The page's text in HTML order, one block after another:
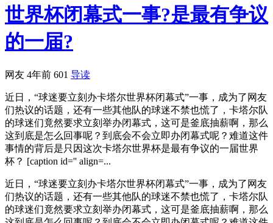
世界杯闭幕式一事?是最有争议
的一届?
网友 4年前 601 导读
近日，“球迷要立刻办卡塔尔世界杯闭幕式”一事，成为了网友
们热议的话题，还有一些其他队的球迷不禁也慌了，卡塔尔队
的球迷们竟然要求立刻举办闭幕式，这可是釜底抽薪啊，那么
这到底是怎么回事呢？到底会不会立即办闭幕式呢？难道这件
事情的背后是只因这次卡塔尔世界杯是最有争议的一届世界
杯？ [caption id='' align=...
近日，“球迷要立刻办卡塔尔世界杯闭幕式”一事，成为了网友
们热议的话题，还有一些其他队的球迷不禁也慌了，卡塔尔队
的球迷们竟然要求立刻举办闭幕式，这可是釜底抽薪啊，那么